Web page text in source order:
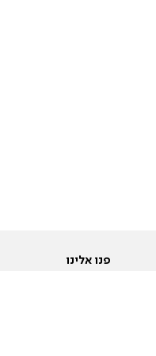
פנו אלינו